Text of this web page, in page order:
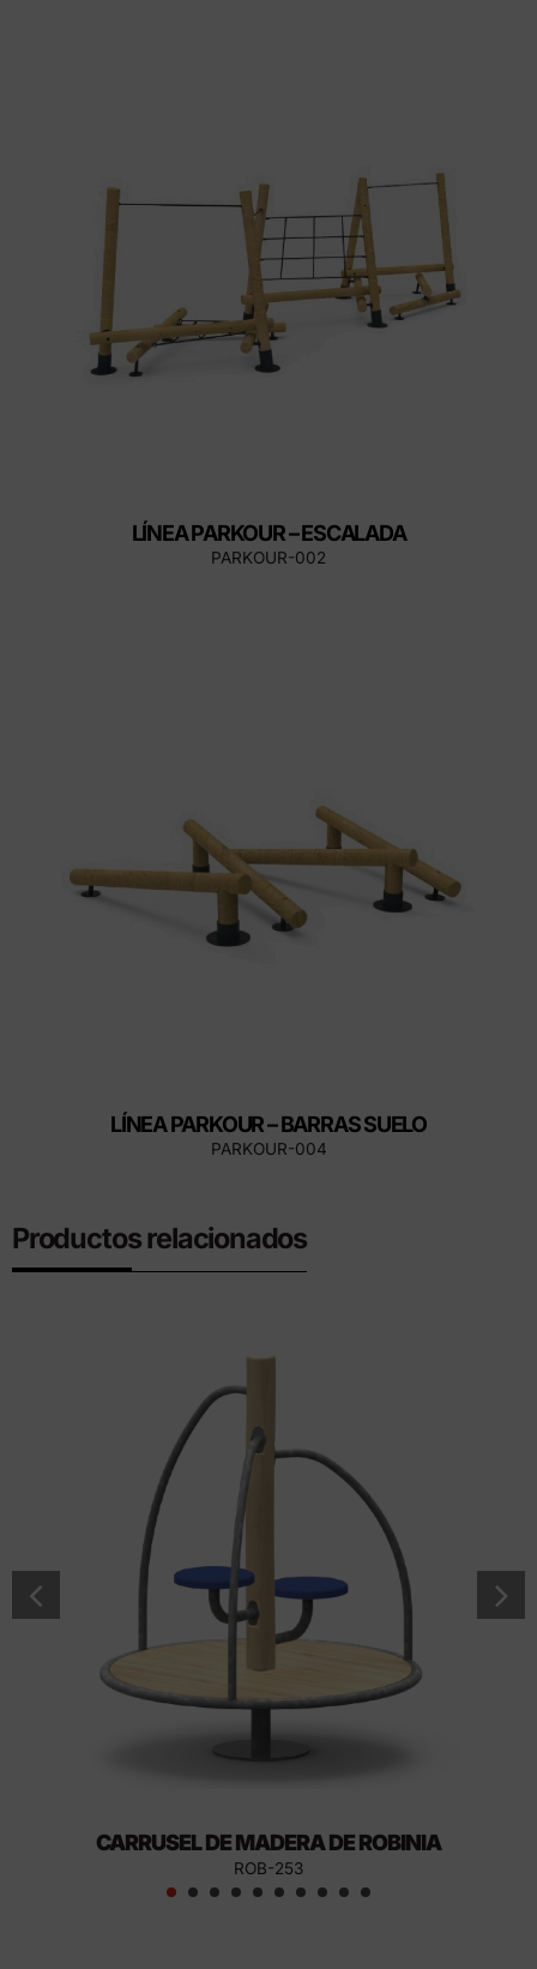
LÍNEA PARKOUR – ESCALADA
PARKOUR-002
LÍNEA PARKOUR – BARRAS SUELO
PARKOUR-004
Productos relacionados
CARRUSEL DE MADERA DE ROBINIA
ROB-253